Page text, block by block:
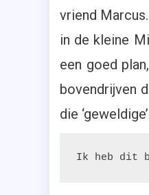
vriend
in de kleine
een goed
bovendrijven
die
Ik heb dit